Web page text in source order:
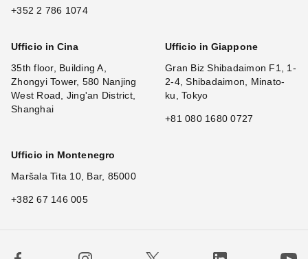
+352 2 786 1074
Ufficio in Cina
35th floor, Building A,
Zhongyi Tower, 580 Nanjing
West Road, Jing'an District,
Shanghai
Ufficio in Giappone
Gran Biz Shibadaimon F1, 1-
2-4, Shibadaimon, Minato-
ku, Tokyo
+81 080 1680 0727
Ufficio in Montenegro
Maršala Tita 10, Bar, 85000
+382 67 146 005